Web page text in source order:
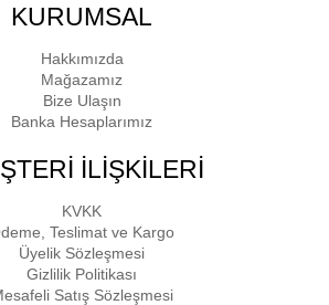
KURUMSAL
Hakkımızda
Mağazamız
Bize Ulaşın
Banka Hesaplarımız
İLİŞKİLERİ
KVKK
Teslimat ve Kargo
Üyelik Sözleşmesi
Gizlilik Politikası
Satış Sözleşmesi